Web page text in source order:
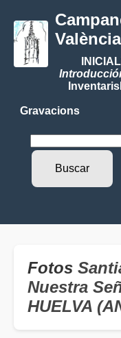
València
INICIAL
Inventaris
Gravacions
Fotos
Nuestra
HUELVA